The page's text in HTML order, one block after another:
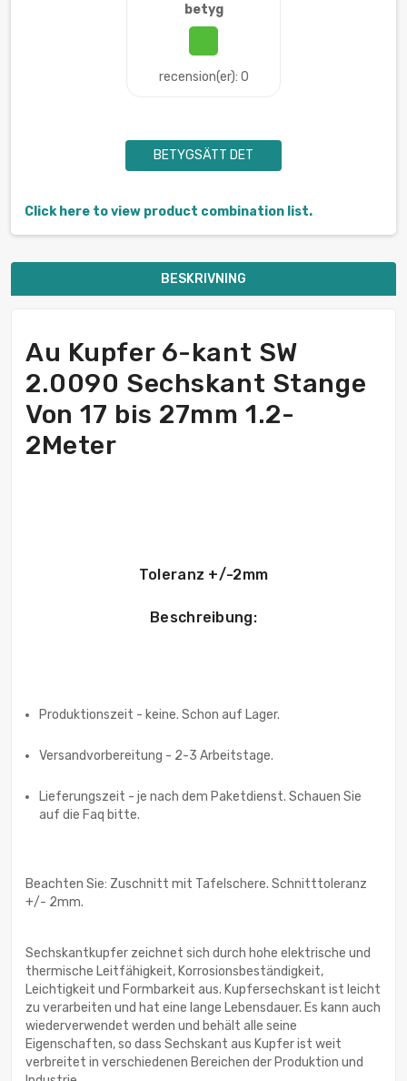
betyg
recension(er): 0
BETYGSÄTT DET
Click here to view product combination list.
BESKRIVNING
Au Kupfer 6-kant SW
2.0090 Sechskant Stange
Von 17 bis 27mm 1.2-
2Meter
Toleranz +/-2mm
Beschreibung:
Produktionszeit - keine. Schon auf Lager.
Versandvorbereitung - 2-3 Arbeitstage.
Lieferungszeit - je nach dem Paketdienst. Schauen Sie
auf die Faq bitte.
Beachten Sie: Zuschnitt mit Tafelschere. Schnitttoleranz
+/- 2mm.
Sechskantkupfer zeichnet sich durch hohe elektrische und
thermische Leitfähigkeit, Korrosionsbeständigkeit,
Leichtigkeit und Formbarkeit aus. Kupfersechskant ist leicht
zu verarbeiten und hat eine lange Lebensdauer. Es kann auch
wiederverwendet werden und behält alle seine
Eigenschaften, so dass Sechskant aus Kupfer ist weit
verbreitet in verschiedenen Bereichen der Produktion und